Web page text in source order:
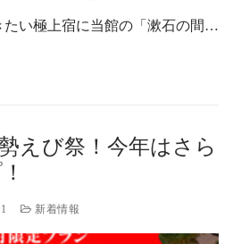
たい極上宿に当館の「漱石の間…
えび祭！今年はさら
新着情報